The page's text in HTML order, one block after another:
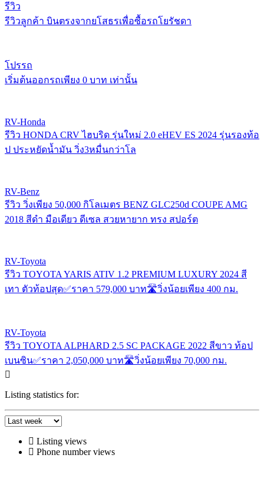
รีวิว
รีวิวลูกค้า บินตรงจากยโสธรเพื่อซื้อรถโยรัชดา
โปรรถ
เริ่มต้นออกรถเพียง 0 บาท เท่านั้น
RV-Honda
รีวิว HONDA CRV ไฮบริด รุ่นใหม่ 2.0 eHEV ES 2024 รุ่นรองท้อ
ป ประหยัดน้ำมัน วิ่ง3หมื่นกว่าโล
RV-Benz
รีวิว วิ่งเพียง 50,000 กิโลเมตร BENZ GLC250d COUPE AMG
2018 สีดำ มือเดียว ดีเซล สวยหายาก ทรง สปอร์ต
RV-Toyota
รีวิว TOYOTA YARIS ATIV 1.2 PREMIUM LUXURY 2024 สี
เทา ตัวท้อปสุด✅ราคา 579,000 บาท🛣️วิ่งน้อยเพียง 400 กม.
RV-Toyota
รีวิว TOYOTA ALPHARD 2.5 SC PACKAGE 2022 สีขาว ท้อป
เบนซิน✅ราคา 2,050,000 บาท🛣️วิ่งน้อยเพียง 70,000 กม.
Listing statistics for:
Listing views
Phone number views